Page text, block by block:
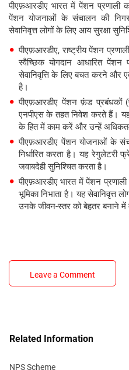
पीएफ़आरडीए भारत में पेंशन
पेंशन योजनाओं के संचालन की
सेवानिवृत्त लोगों के लिए आय सुरक्षा
पीएफ़आरडीए, राष्ट्रीय पेंशन
स्वैच्छिक योगदान आधारित
सेवानिवृत्ति के लिए बचत करने और
है।
पीएफ़आरडीए पेंशन फ़ंड प्रबंधकों
एनपीएस के तहत निवेश करते हैं। यह
के हित में काम करें और उन्हें
पीएफ़आरडीए पेंशन योजनाओं के
निर्धारित करता है। यह रेगुलेटरी
जवाबदेही सुनिश्चित करता है।
पीएफ़आरडीए भारत में पेंशन
भूमिका निभाता है। यह सेवानिवृत्त
उनके जीवन-स्तर को बेहतर बनाने में
Leave a Comment
Related Information
NPS Scheme